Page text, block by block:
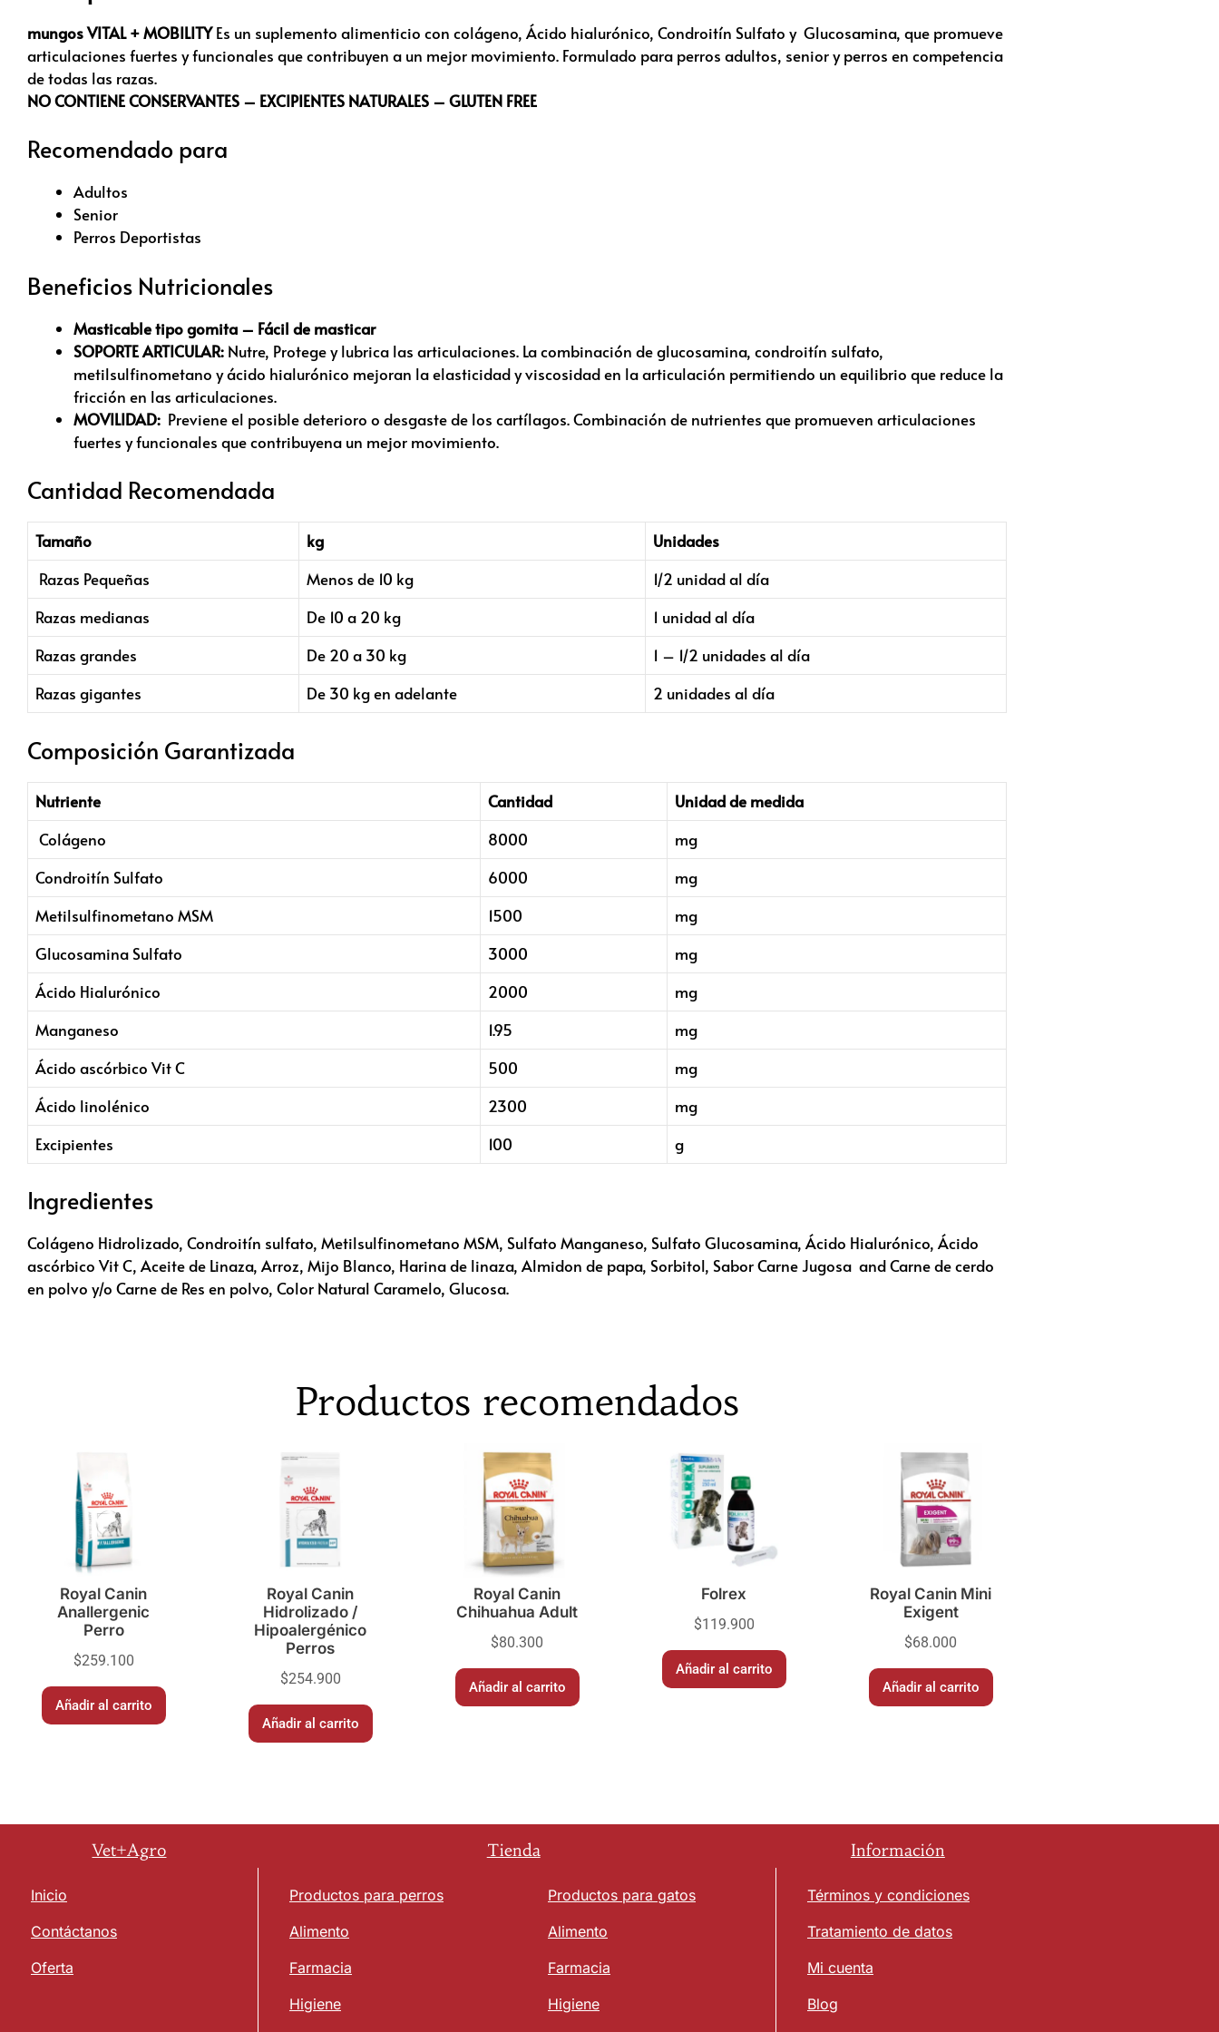
mungos VITAL + MOBILITYEs un suplemento alimenticio con colágeno, Ácido hialurónico, Condroitín Sulfato y Glucosamina, que promueve
articulaciones fuertes y funcionales que contribuyen a un mejor movimiento. Formulado para perros adultos, senior y perros en competencia
de todas las razas.
NO CONTIENE CONSERVANTES – EXCIPIENTES NATURALES – GLUTEN FREE
Recomendado para
Adultos
Senior
Perros Deportistas
Beneficios Nutricionales
Masticable tipo gomita – Fácil de masticar
SOPORTE ARTICULAR: Nutre, Protege y lubrica las articulaciones. La combinación de glucosamina, condroitín sulfato,
metilsulfinometano y ácido hialurónico mejoran la elasticidad y viscosidad en la articulación permitiendo un equilibrio que reduce la
fricción en las articulaciones.
MOVILIDAD: Previene el posible deterioro o desgaste de los cartílagos. Combinación de nutrientes que promueven articulaciones
fuertes y funcionales que contribuyena un mejor movimiento.
Cantidad Recomendada
Tamaño kg
Unidades
Razas Pequeñas
Menos de 10 kg
1/2 unidad al día
Razas medianas
De 10 a 20 kg
1 unidad al día
Razas grandes
De 20 a 30 kg
1 – 1/2 unidades al día
Razas gigantes
De 30 kg en adelante 2 unidades al día
Composición Garantizada
Nutriente Cantidad
Unidad de medida
Colágeno
8000
mg
Condroitín Sulfato
6000
mg
Metilsulfinometano MSM
1500
mg
Glucosamina Sulfato
3000
mg
Ácido Hialurónico
2000
mg
Manganeso
1.95
mg
Ácido ascórbico Vit C
500
mg
Ácido linolénico
2300
mg
Excipientes
100 g
Ingredientes
Colágeno Hidrolizado, Condroitín sulfato, Metilsulfinometano MSM, Sulfato Manganeso, Sulfato Glucosamina, Ácido Hialurónico, Ácido
ascórbico Vit C, Aceite de Linaza, Arroz, Mijo Blanco, Harina de linaza, Almidon de papa, Sorbitol, Sabor Carne Jugosa and Carne de cerdo
en polvo y/o Carne de Res en polvo, Color Natural Caramelo, Glucosa.
Productos recomendados
Royal Canin
Anallergenic
Perro
$259.100
Añadir al carrito
Royal Canin
Hidrolizado /
Hipoalergénico
Perros
$254.900
Añadir al carrito
Royal Canin
Chihuahua Adult
$80.300
Añadir al carrito
Folrex
$119.900
Añadir al carrito
Royal Canin Mini
Exigent
$68.000
Añadir al carrito
Vet+Agro Tienda Información
Inicio
Contáctanos
Oferta
Productos para perros
Alimento
Farmacia
Higiene
Productos para gatos
Alimento
Farmacia
Higiene
Términos y condiciones
Tratamiento de datos
Mi cuenta
Blog